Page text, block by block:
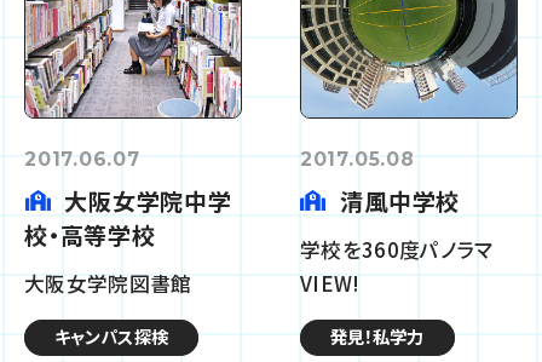
2017.06.07
大阪女学院中学
校・高等学校
大阪女学院図書館
キャンパス探検
2017.05.08
清風中学校
学校を360度パノラマ
VIEW!
発見！私学力